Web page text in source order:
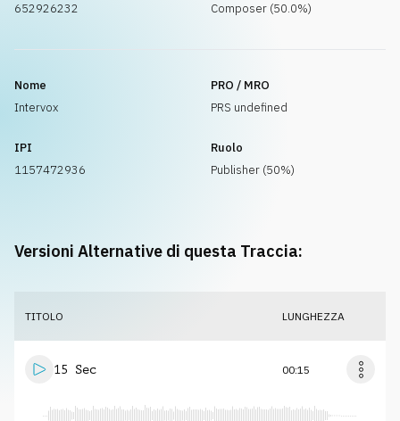
652926232
Composer (50.0%)
Nome
Intervox
PRO / MRO
PRS undefined
IPI
1157472936
Ruolo
Publisher (50%)
Versioni Alternative di questa Traccia:
TITOLO LUNGHEZZA
15 Sec 00:15